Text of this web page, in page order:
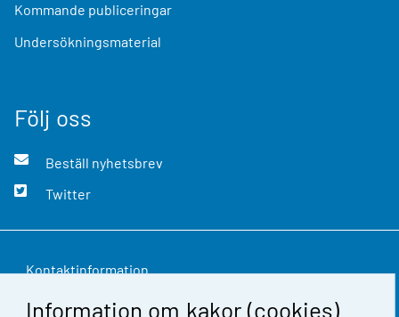
Information om kakor (cookies)
Kommande publiceringar
Undersökningsmaterial
Följ oss
Beställ nyhetsbrev
Twitter
Kontaktinformation
Respons